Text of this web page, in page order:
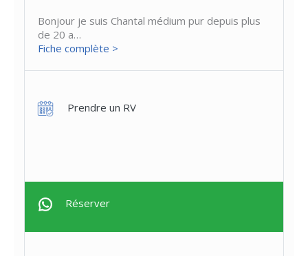
Bonjour je suis Chantal médium pur depuis plus
de 20 a…
Fiche complète >
Prendre un RV
Réserver